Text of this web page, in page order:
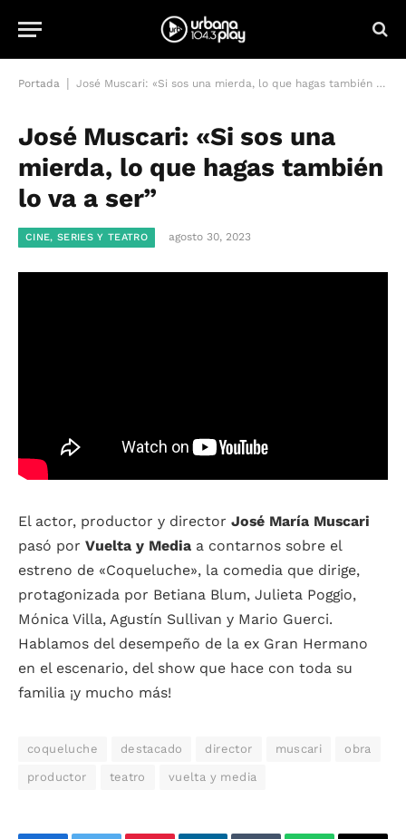
Portada José Muscari: «Si sos una mierda, lo que hagas también lo va a ser”
José Muscari: «Si sos una
mierda, lo que hagas también
lo va a ser”
CINE, SERIES Y TEATRO agosto 30, 2023
El actor, productor y director José María Muscari
pasó por Vuelta y Media a contarnos sobre el
estreno de «Coqueluche», la comedia que dirige,
protagonizada por Betiana Blum, Julieta Poggio,
Mónica Villa, Agustín Sullivan y Mario Guerci.
Hablamos del desempeño de la ex Gran Hermano
en el escenario, del show que hace con toda su
familia ¡y mucho más!
coqueluche destacado director muscari obra
productor teatro vuelta y media